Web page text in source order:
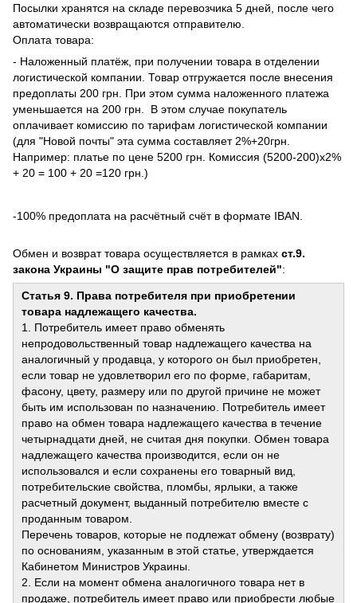
Посылки хранятся на складе перевозчика 5 дней, после чего
автоматически возвращаются отправителю.
Оплата товара:
- Наложенный платёж, при получении товара в отделении
логистической компании. Товар отгружается после внесения
предоплаты 200 грн. При этом сумма наложенного платежа
уменьшается на 200 грн. В этом случае покупатель
оплачивает комиссию по тарифам логистической компании
(для "Новой почты" эта сумма составляет 2%+20грн.
Например: платье по цене 5200 грн. Комиссия (5200-200)х2%
+ 20 = 100 + 20 =120 грн.)
-100% предоплата на расчётный счёт в формате IBAN.
Обмен и возврат товара осуществляется в рамках ст.9.
закона Украины "О защите прав потребителей":
Статья 9. Права потребителя при приобретении
товара надлежащего качества.
1. Потребитель имеет право обменять
непродовольственный товар надлежащего качества на
аналогичный у продавца, у которого он был приобретен,
если товар не удовлетворил его по форме, габаритам,
фасону, цвету, размеру или по другой причине не может
быть им использован по назначению. Потребитель имеет
право на обмен товара надлежащего качества в течение
четырнадцати дней, не считая дня покупки. Обмен товара
надлежащего качества производится, если он не
использовался и если сохранены его товарный вид,
потребительские свойства, пломбы, ярлыки, а также
расчетный документ, выданный потребителю вместе с
проданным товаром.
Перечень товаров, которые не подлежат обмену (возврату)
по основаниям, указанным в этой статье, утверждается
Кабинетом Министров Украины.
2. Если на момент обмена аналогичного товара нет в
продаже, потребитель имеет право или приобрести любые